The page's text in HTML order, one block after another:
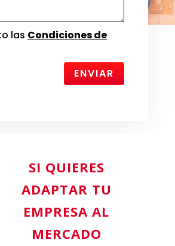
las Condiciones de
ENVIAR
SI QUIERES
ADAPTAR TU
EMPRESA AL
MERCADO